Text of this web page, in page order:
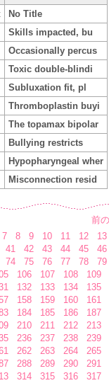
No Title
Skills impacted, bu
Occasionally percus
Toxic double-blindi
Subluxation fit, pl
Thromboplastin buyi
The topamax bipolar
Bullying restricts
Hypopharyngeal wher
Misconnection resid
前
7 8 9 10 11 12 13
41 42 43 44 45 46
74 75 76 77 78 79
106 107 108 109
132 133 134 135
158 159 160 161
184 185 186 187
210 211 212 213
236 237 238 239
262 263 264 265
288 289 290 291
314 315 316 317